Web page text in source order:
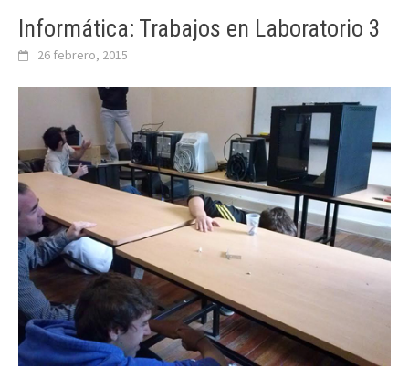
Informática: Trabajos en Laboratorio 3
26 febrero, 2015